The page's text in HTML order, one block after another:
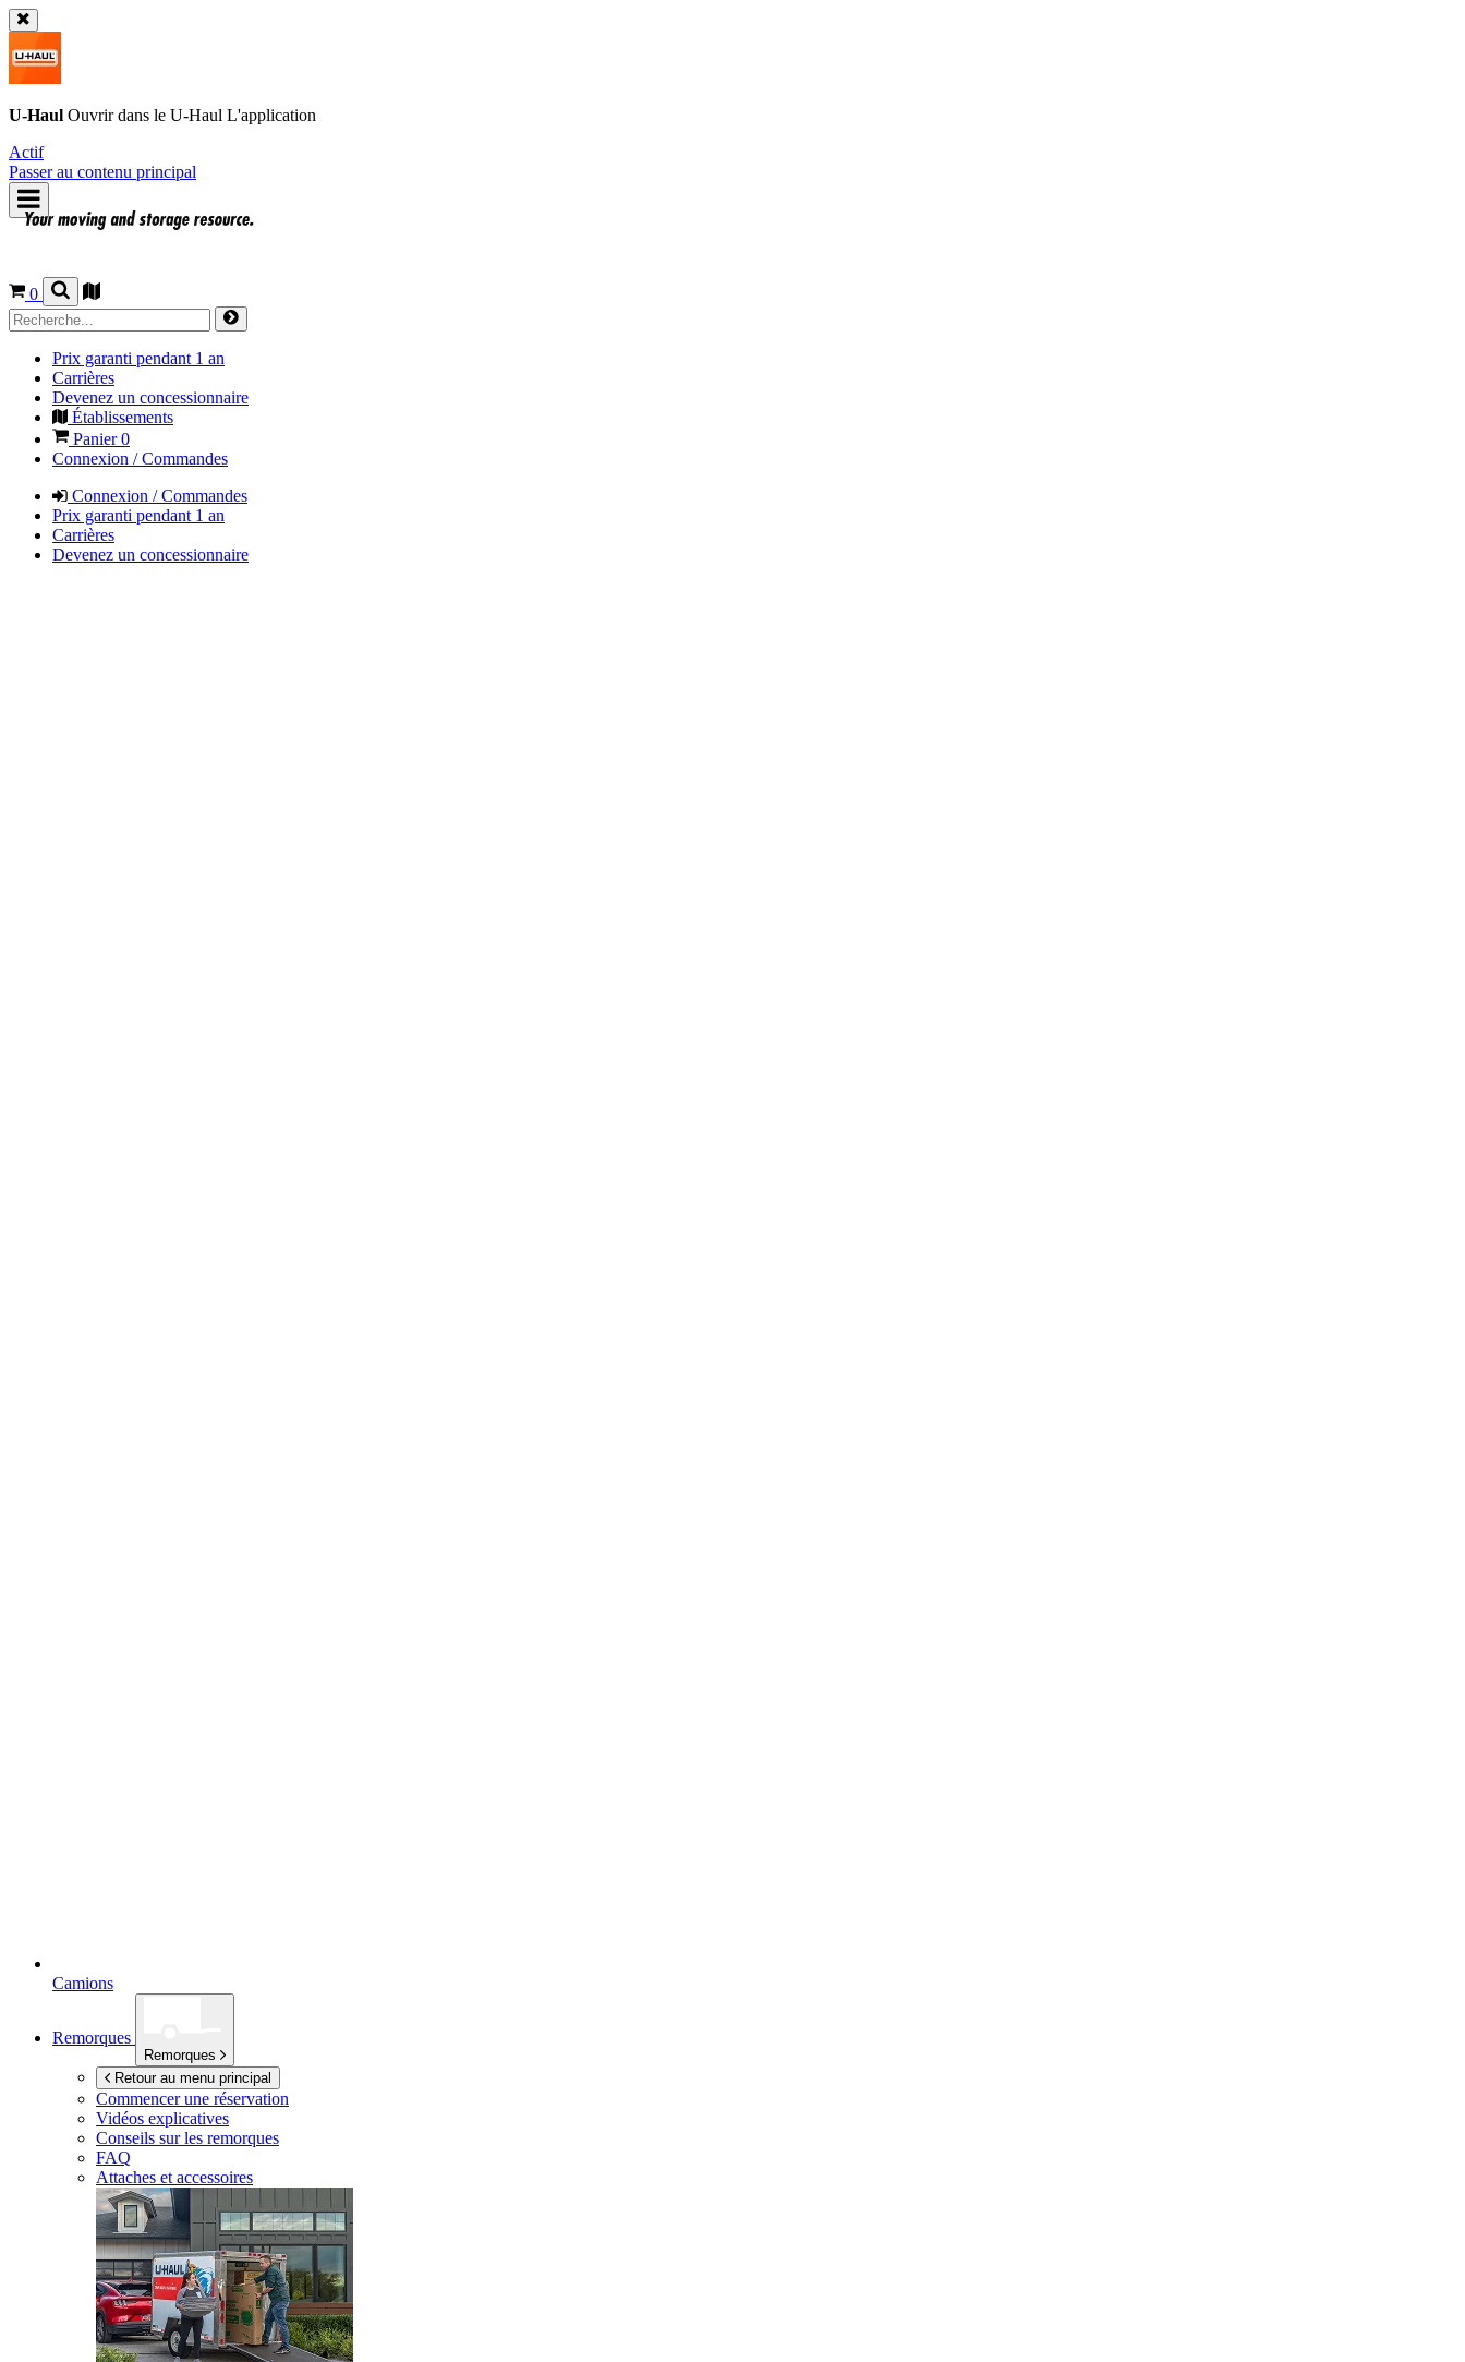
U-Haul Ouvrir dans le U-Haul L'application
Actif
Passer au contenu principal
0
Prix garanti pendant 1 an
Carrières
Devenez un concessionnaire
Établissements
Panier0
Connexion / Commandes
Connexion / Commandes
Prix garanti pendant 1 an
Carrières
Devenez un concessionnaire
Camions
Remorques
Remorques
Retour au menu principal
Commencer une réservation
Vidéos explicatives
Conseils sur les remorques
FAQ
Attaches et accessoires